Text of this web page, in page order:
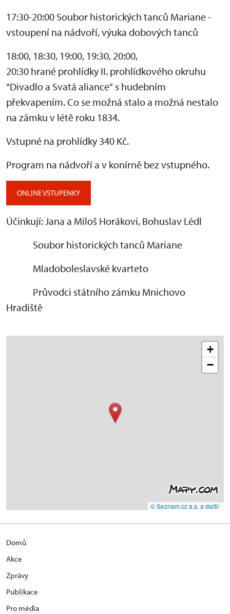
17:30-20:00 Soubor historických tanců Mariane -
vstoupení na nádvoří, výuka dobových tanců
18:00, 18:30, 19:00, 19:30, 20:00,
20:30 hrané prohlídky II. prohlídkového okruhu
"Divadlo a Svatá aliance" s hudebním
překvapením. Co se možná stalo a možná nestalo
na zámku v létě roku 1834.
Vstupné na prohlídky 340 Kč.
Program na nádvoří a v konírně bez vstupného.
ONLINE VSTUPENKY
Účinkují: Jana a Miloš Horákovi, Bohuslav Lédl
Soubor historických tanců Mariane
Mladoboleslavské kvarteto
Průvodci státního zámku Mnichovo
Hradiště
+
−
© Seznam.cz a.s. a další
Domů
Akce
Zprávy
Publikace
Pro média